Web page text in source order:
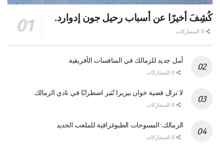
كُشِفَ أخيرًا عن أسباب رحيل جون إدوارد.
أمل جديد للزمالك في المنافسات الأفريقية
لا تزال قضية خوان بيزيرا تُثير اضطرابًا في نادي الزمالك
الزمالك: المسوحات الطبوغرافية للملعب الجديد